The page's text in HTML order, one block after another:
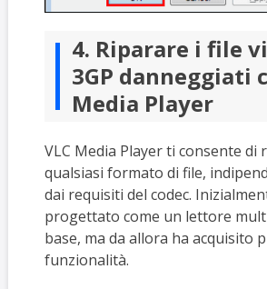
4. Riparare i file
3GP danneggiati
Media Player
VLC Media Player ti consente di
qualsiasi formato di file,
dai requisiti del codec.
progettato come un lettore
base, ma da allora ha acquisito
funzionalità.